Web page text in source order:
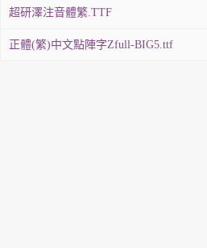
超研澤注音體繁.TTF
正體(繁)中文點陣字Zfull-BIG5.ttf